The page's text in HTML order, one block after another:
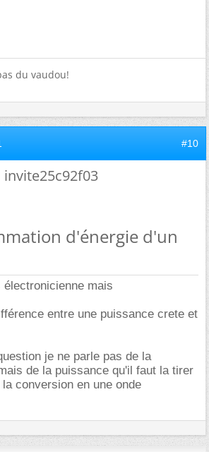
du vaudou!
#10
invite25c92f03
d'énergie d'un
mais
entre une puissance crete et
je ne parle pas de la
de la puissance qu'il faut la tirer
conversion en une onde